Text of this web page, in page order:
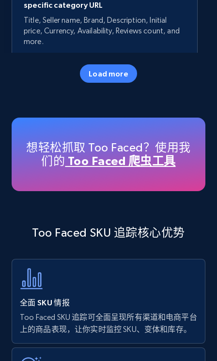
specific category URL
Title, Seller name, Brand, Description, Initial
price, Currency, Availability, Reviews count, and
more.
5.7K+
Title, Seller name, Brand, Description, Initial
price, Currency, Availability, Reviews count, and
more.
35.3K+ 5.7K+ 立即开始
Amazon products - find products by using
price, Currency, Availability, Reviews count, and
more.
5.7K+ 立即开始
Amazon Reviews
Load more
想轻松抓取 Too Faced？使用我
们的 Too Faced 爬虫工具
Too Faced SKU 追踪核心优势
全面 SKU 情报
Too Faced SKU 追踪可全面呈现所有渠道和电商平台
上的商品表现，让你实时监控 SKU、变体和库存。